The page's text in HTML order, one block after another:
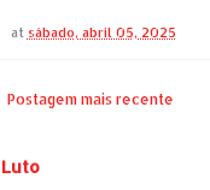
at sábado, abril 05, 2025
Postagem mais recente
Luto